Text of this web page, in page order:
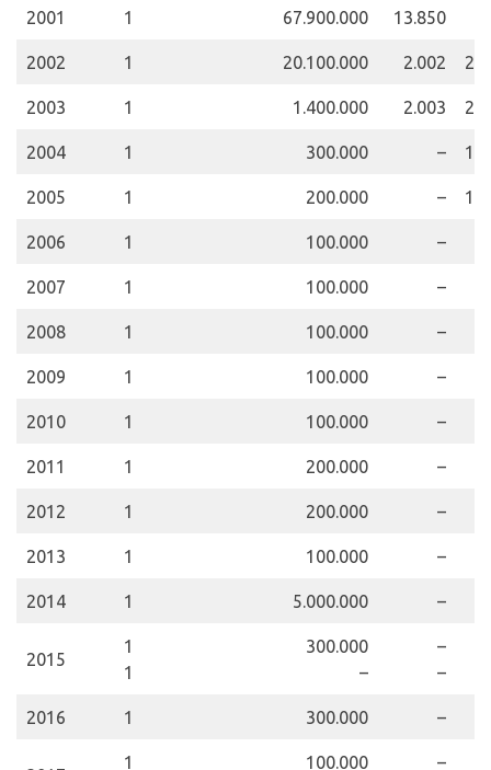
2001 1 67.900.000 13.850
2002 1 20.100.000 2.002
2003 1 1.400.000 2.003
2004 1 300.000 –
2005 1 200.000 –
2006 1 100.000 –
2007 1 100.000 –
2008 1 100.000 –
2009 1 100.000 –
2010 1 100.000 –
2011 1 200.000 –
2012 1 200.000 –
2013 1 100.000 –
2014 1 5.000.000 –
2015
1
1
300.000
–
–
–
2016 1 300.000 –
1
100.000
–